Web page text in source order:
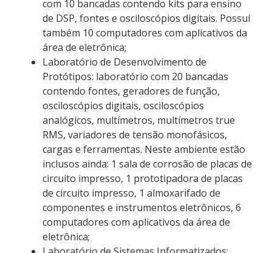
com 10 bancadas contendo kits para ensino
de DSP, fontes e osciloscópios digitais. Possui
também 10 computadores com aplicativos da
área de eletrônica;
Laboratório de Desenvolvimento de
Protótipos: laboratório com 20 bancadas
contendo fontes, geradores de função,
osciloscópios digitais, osciloscópios
analógicos, multímetros, multímetros true
RMS, variadores de tensão monofásicos,
cargas e ferramentas. Neste ambiente estão
inclusos ainda: 1 sala de corrosão de placas de
circuito impresso, 1 prototipadora de placas
de circuito impresso, 1 almoxarifado de
componentes e instrumentos eletrônicos, 6
computadores com aplicativos da área de
eletrônica;